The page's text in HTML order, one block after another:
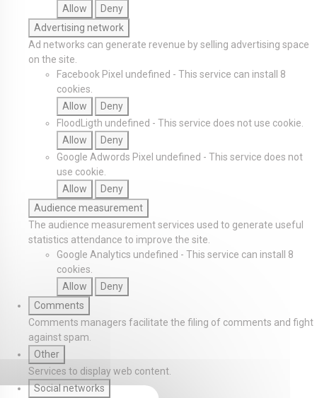
Allow
Deny
Advertising network
Ad networks can generate revenue by selling advertising space
on the site.
Facebook Pixel undefined - This service can install 8
cookies.
Allow
Deny
FloodLigth undefined - This service does not use cookie.
Allow
Deny
Google Adwords Pixel undefined - This service does not
use cookie.
Allow
Deny
Audience measurement
The audience measurement services used to generate useful
statistics attendance to improve the site.
Google Analytics undefined - This service can install 8
cookies.
Allow
Deny
Comments
Comments managers facilitate the filing of comments and fight
against spam.
Other
Services to display web content.
Social networks